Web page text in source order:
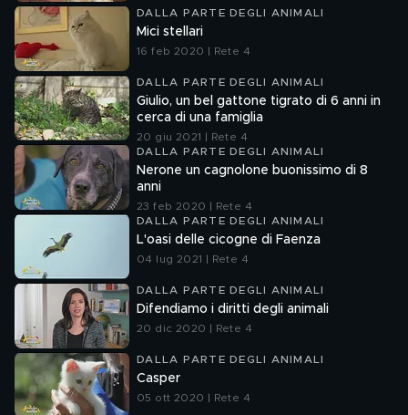
DALLA PARTE DEGLI ANIMALI
Mici stellari
16 feb 2020 | Rete 4
DALLA PARTE DEGLI ANIMALI
Giulio, un bel gattone tigrato di 6 anni in
cerca di una famiglia
20 giu 2021 | Rete 4
DALLA PARTE DEGLI ANIMALI
Nerone un cagnolone buonissimo di 8
anni
23 feb 2020 | Rete 4
DALLA PARTE DEGLI ANIMALI
L'oasi delle cicogne di Faenza
04 lug 2021 | Rete 4
DALLA PARTE DEGLI ANIMALI
Difendiamo i diritti degli animali
20 dic 2020 | Rete 4
DALLA PARTE DEGLI ANIMALI
Casper
05 ott 2020 | Rete 4